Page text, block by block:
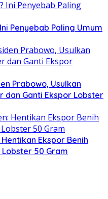
Penyebab Paling Umum
Prabowo, Usulkan
dan Ganti Ekspor Lobster
Ekspor Benih
50 Gram